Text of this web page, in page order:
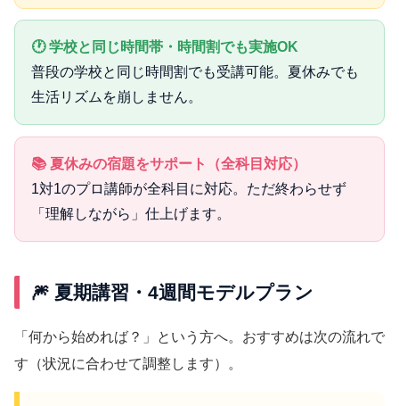
🕐 学校と同じ時間帯・時間割でも実施OK
普段の学校と同じ時間割でも受講可能。夏休みでも
生活リズムを崩しません。
📚 夏休みの宿題をサポート（全科目対応）
1対1のプロ講師が全科目に対応。ただ終わらせず
「理解しながら」仕上げます。
🎆 夏期講習・4週間モデルプラン
「何から始めれば？」という方へ。おすすめは次の流れで
す（状況に合わせて調整します）。